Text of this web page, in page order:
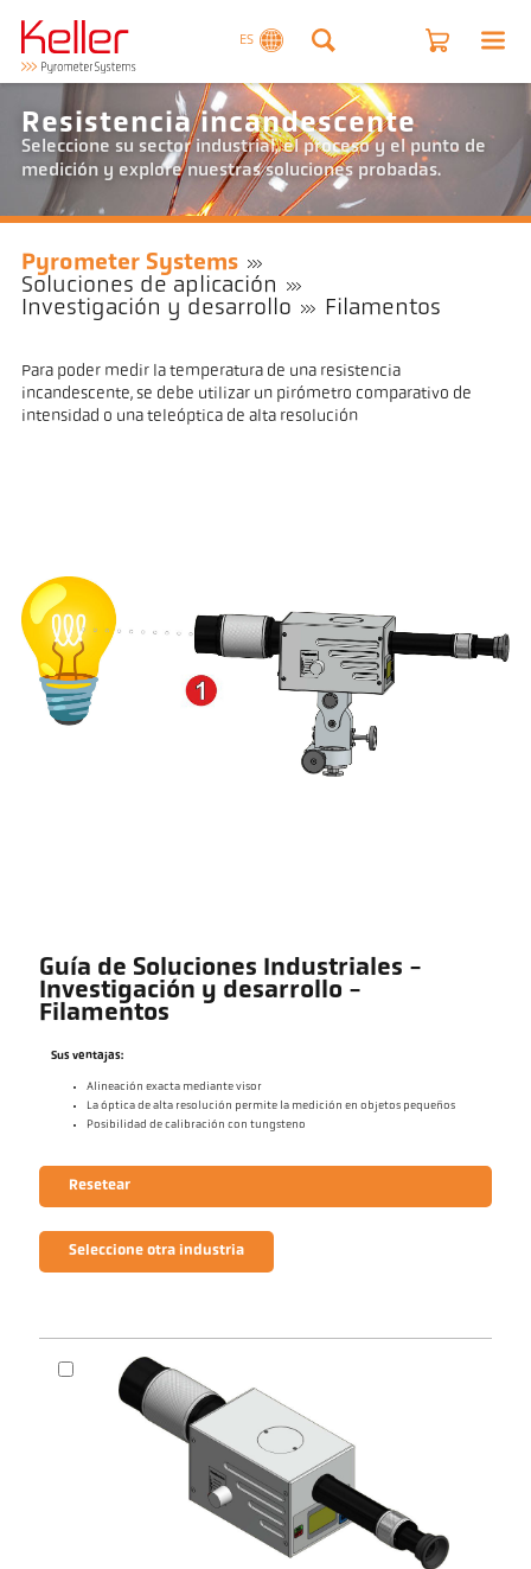
ES
Resistencia incandescente
Seleccione su sector industrial, el proceso y el punto de
medición y explore nuestras soluciones probadas.
Pyrometer Systems
Soluciones de aplicación
Investigación y desarrollo
Filamentos
Para poder medir la temperatura de una resistencia
incandescente, se debe utilizar un pirómetro comparativo de
intensidad o una teleóptica de alta resolución
Guía de Soluciones Industriales -
Investigación y desarrollo -
Filamentos
Sus ventajas:
Alineación exacta mediante visor
La óptica de alta resolución permite la medición en objetos pequeños
Posibilidad de calibración con tungsteno
Resetear
Seleccione otra industria